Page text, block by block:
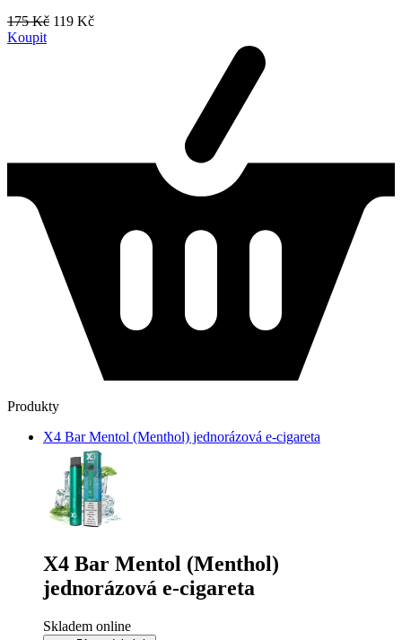
175 Kč 119 Kč
Koupit
Produkty
X4 Bar Mentol (Menthol) jednorázová e-cigareta
X4 Bar Mentol (Menthol)
jednorázová e-cigareta
Skladem online